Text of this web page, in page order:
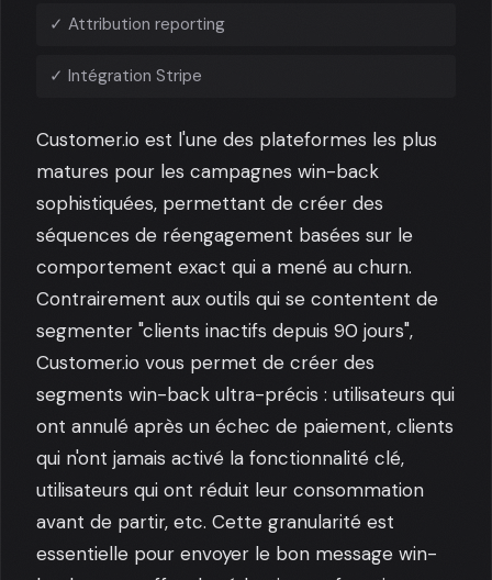
✓ Attribution reporting
✓ Intégration Stripe
Customer.io est l'une des plateformes les plus
matures pour les campagnes win-back
sophistiquées, permettant de créer des
séquences de réengagement basées sur le
comportement exact qui a mené au churn.
Contrairement aux outils qui se contentent de
segmenter "clients inactifs depuis 90 jours",
Customer.io vous permet de créer des
segments win-back ultra-précis : utilisateurs qui
ont annulé après un échec de paiement, clients
qui n'ont jamais activé la fonctionnalité clé,
utilisateurs qui ont réduit leur consommation
avant de partir, etc. Cette granularité est
essentielle pour envoyer le bon message win-